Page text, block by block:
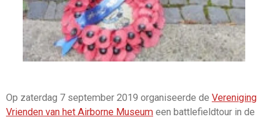
Op zaterdag 7 september 2019 organiseerde de Vereniging
Vrienden van het Airborne Museum een battlefieldtour in de